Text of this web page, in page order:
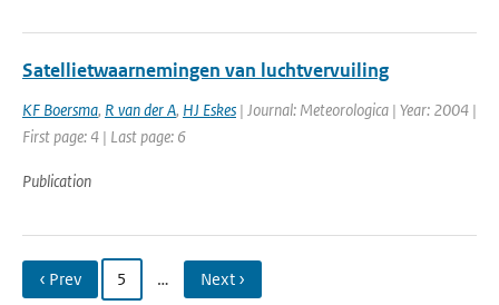
Satellietwaarnemingen van luchtvervuiling
KF Boersma, R van der A, HJ Eskes | Journal: Meteorologica | Year: 2004 |
First page: 4 | Last page: 6
Publication
‹ Prev 5 … Next ›